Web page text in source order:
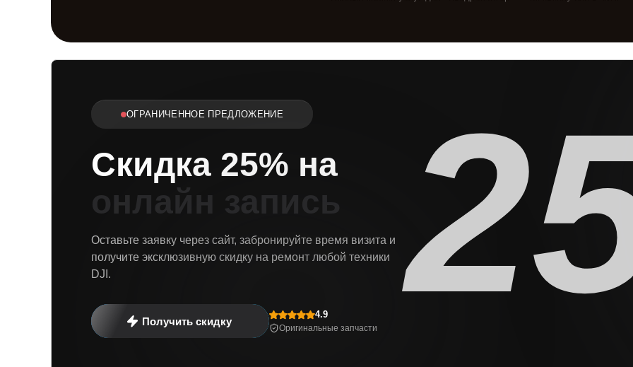
ОГРАНИЧЕННОЕ ПРЕДЛОЖЕНИЕ
Скидка 25% на
онлайн запись
Оставьте заявку через сайт, забронируйте время визита и
получите эксклюзивную скидку на ремонт любой техники
DJI.
Получить скидку
4.9
Оригинальные запчасти